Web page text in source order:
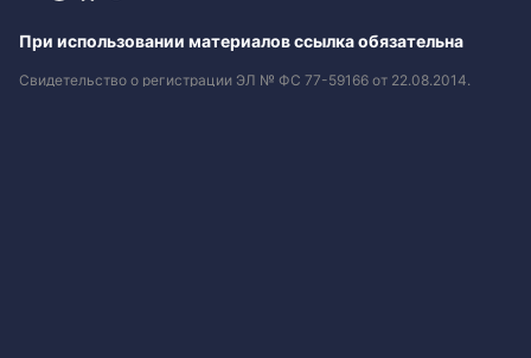
При использовании материалов ссылка обязательна
Свидетельство о регистрации ЭЛ № ФС 77-59166 от 22.08.2014.